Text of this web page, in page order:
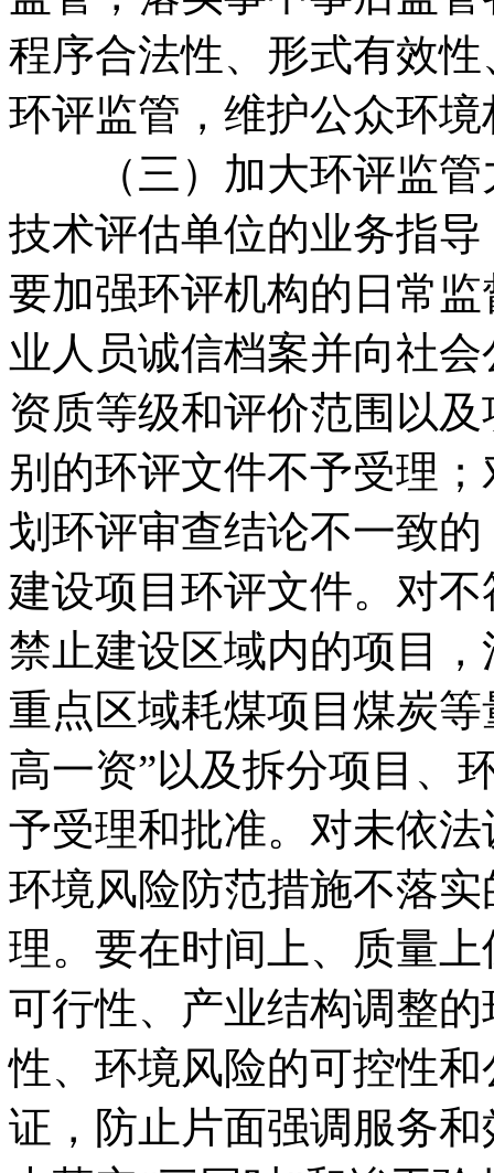
程序合法性、形式有效
环评监管，维护公众环境
（三）加大环评监管
技术评估单位的业务指
要加强环评机构的日常
业人员诚信档案并向社
资质等级和评价范围以
别的环评文件不予受理
划环评审查结论不一致
建设项目环评文件。对
禁止建设区域内的项目
重点区域耗煤项目煤炭
高一资”以及拆分项目、
予受理和批准。对未依
环境风险防范措施不落
理。要在时间上、质量
可行性、产业结构调整
性、环境风险的可控性
证，防止片面强调服务